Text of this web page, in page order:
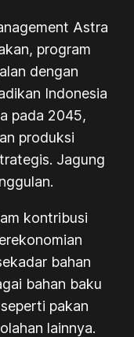
Astra
program
dengan
Indonesia
pada 2045,
produksi
Jagung
kontribusi
bahan
bahan baku
pakan
lainnya.